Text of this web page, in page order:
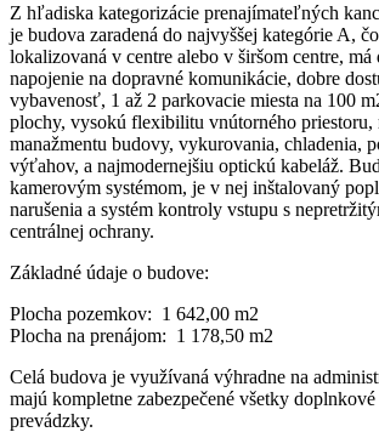
Z hľadiska kategorizácie prenajímateľných
je budova zaradená do najvyššej kategórie A,
lokalizovaná v centre alebo v širšom centre, má
napojenie na dopravné komunikácie, dobre
vybavenosť, 1 až 2 parkovacie miesta na 100
plochy, vysokú flexibilitu vnútorného priestoru,
manažmentu budovy, vykurovania, chladenia,
výťahov, a najmodernejšiu optickú kabeláž.
kamerovým systémom, je v nej inštalovaný
narušenia a systém kontroly vstupu s
centrálnej ochrany.
Základné údaje o budove:
Plocha pozemkov: 1 642,00 m2
Plocha na prenájom: 1 178,50 m2
Celá budova je využívaná výhradne na
majú kompletne zabezpečené všetky
prevádzky.